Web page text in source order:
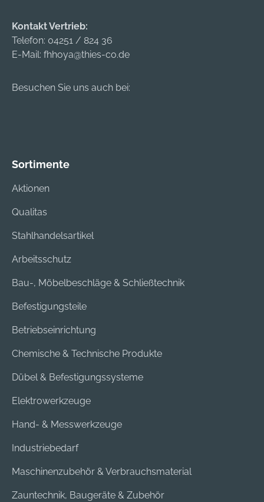
Kontakt Vertrieb:
Telefon: 04251 / 824 36
E-Mail: fhhoya@thies-co.de
Besuchen Sie uns auch bei:
Sortimente
Aktionen
Qualitas
Stahlhandelsartikel
Arbeitsschutz
Bau-, Möbelbeschläge & Schließtechnik
Befestigungsteile
Betriebseinrichtung
Chemische & Technische Produkte
Dübel & Befestigungssysteme
Elektrowerkzeuge
Hand- & Messwerkzeuge
Industriebedarf
Maschinenzubehör & Verbrauchsmaterial
Zauntechnik, Baugeräte & Zubehör